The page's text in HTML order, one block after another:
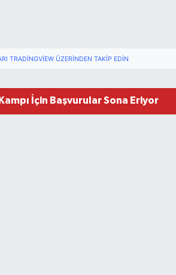
TRADINGVIEW ÜZERINDEN TAKIP EDIN
İçin Başvurular Sona Eriyor